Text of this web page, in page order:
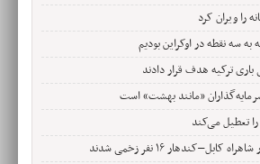
سه نقطه در اوکراین بودیم
ترکیه هدف قرار دادند
«مانند بهشت» است
را تعطیل می‌کند
۱۶ نفر زخمی شدند